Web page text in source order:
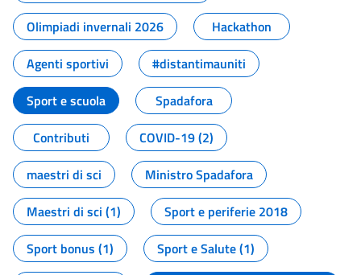
Olimpiadi invernali 2026
Hackathon
Agenti sportivi
#distantimauniti
Sport e scuola
Spadafora
Contributi
COVID-19 (2)
maestri di sci
Ministro Spadafora
Maestri di sci (1)
Sport e periferie 2018
Sport bonus (1)
Sport e Salute (1)